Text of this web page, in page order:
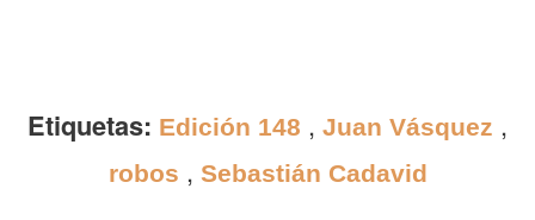
Etiquetas: Edición 148 , Juan Vásquez ,
robos , Sebastián Cadavid